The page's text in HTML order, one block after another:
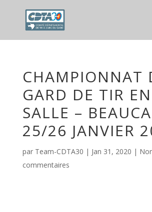
CHAMPIONNAT
GARD DE TIR EN
SALLE –
25/26 JANVIER
par Team-CDTA30 | Jan 31, 2020 |
commentaires